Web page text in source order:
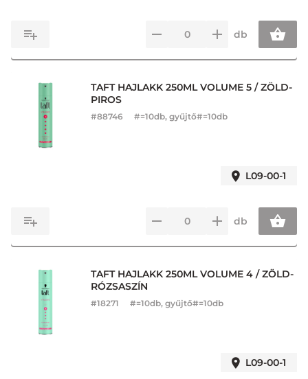
db
TAFT HAJLAKK 250ML VOLUME 5 / ZÖLD-
PIROS
#88746 #=10db, gyűjtő#=10db
L09-00-1
db
TAFT HAJLAKK 250ML VOLUME 4 / ZÖLD-
RÓZSASZÍN
#18271 #=10db, gyűjtő#=10db
L09-00-1